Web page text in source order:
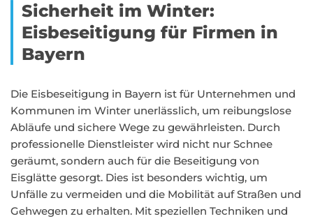
Sicherheit im Winter:
Eisbeseitigung für Firmen in
Bayern
Die Eisbeseitigung in Bayern ist für Unternehmen und
Kommunen im Winter unerlässlich, um reibungslose
Abläufe und sichere Wege zu gewährleisten. Durch
professionelle Dienstleister wird nicht nur Schnee
geräumt, sondern auch für die Beseitigung von
Eisglätte gesorgt. Dies ist besonders wichtig, um
Unfälle zu vermeiden und die Mobilität auf Straßen und
Gehwegen zu erhalten. Mit speziellen Techniken und